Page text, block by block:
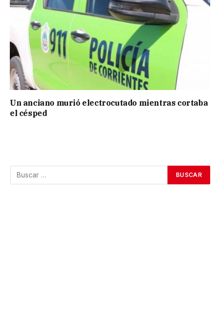
Un anciano murió electrocutado mientras cortaba
el césped